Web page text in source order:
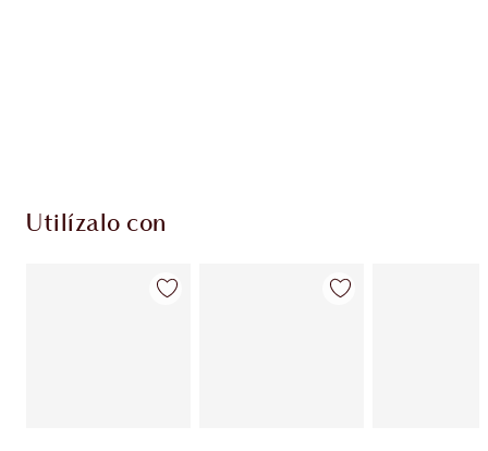
Utilízalo con